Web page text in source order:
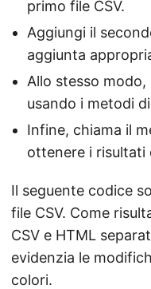
primo file CSV.
Aggiungi il
aggiunta
Allo stesso
usando i metodi
Infine, chiama il
ottenere i
Il seguente codice
file CSV. Come
CSV e HTML
evidenzia le
colori.